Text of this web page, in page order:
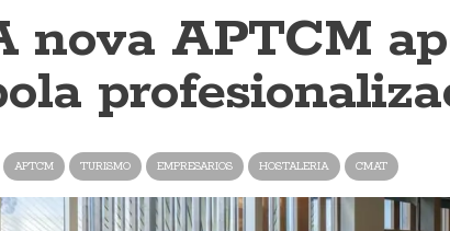
nova APTCM
APTCM TURISMO EMPRESARIOS HOSTALERIA CMAT